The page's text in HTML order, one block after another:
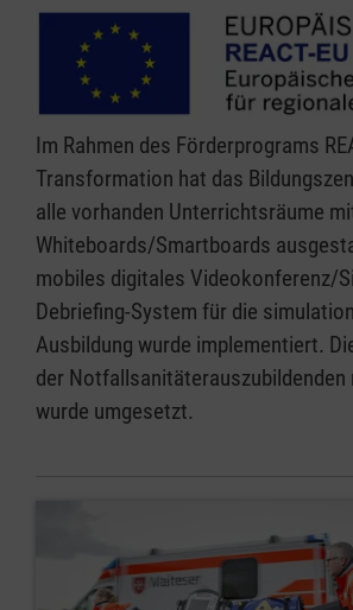
Im Rahmen des Förderprograms
Transformation hat das
alle vorhanden Unterrichtsräume
Whiteboards/Smartboards
mobiles digitales Videokonferenz/
Debriefing-System für die
Ausbildung wurde implementiert.
der Notfallsanitäterauszubildenden
wurde umgesetzt.